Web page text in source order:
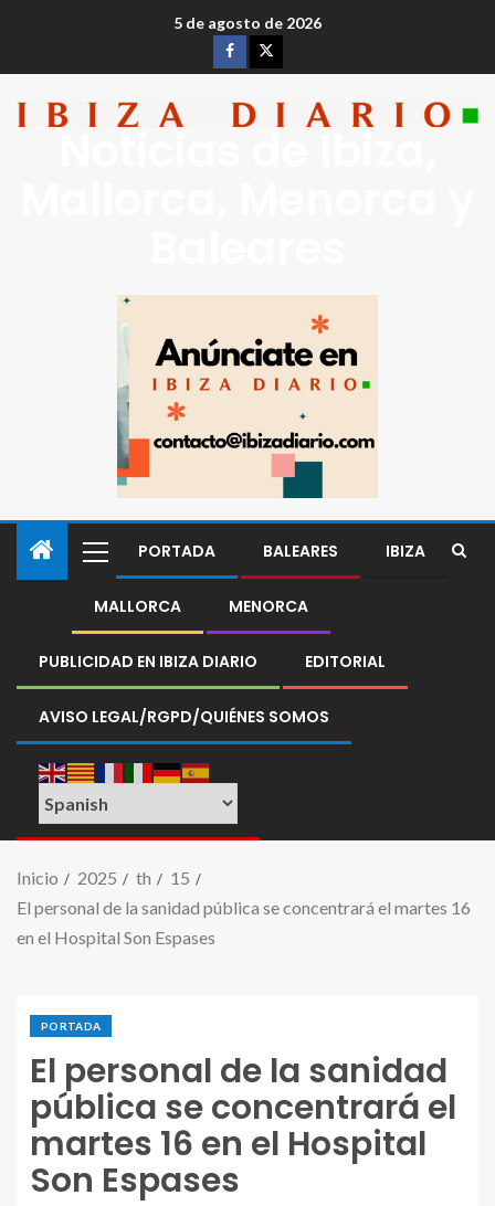
5 de agosto de 2026
PORTADA BALEARES IBIZA
MALLORCA MENORCA
PUBLICIDAD EN IBIZA DIARIO EDITORIAL
AVISO LEGAL/RGPD/QUIÉNES SOMOS
Inicio 2025 th
15
El personal de la sanidad pública se concentrará el martes 16
en el Hospital Son Espases
PORTADA
El personal de la sanidad
pública se concentrará el
martes 16 en el Hospital
Son Espases